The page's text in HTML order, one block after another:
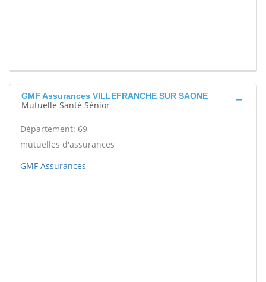
GMF Assurances VILLEFRANCHE SUR SAONE
Mutuelle Santé Sénior
Département: 69
mutuelles d'assurances
GMF Assurances